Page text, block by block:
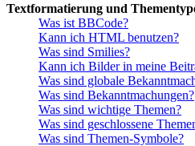
Textformatierung und
Was ist BBCode?
Kann ich HTML benutzen?
Was sind Smilies?
Kann ich Bilder in meine
Was sind globale
Was sind Bekanntmachungen?
Was sind wichtige Themen?
Was sind geschlossene
Was sind Themen-Symbole?